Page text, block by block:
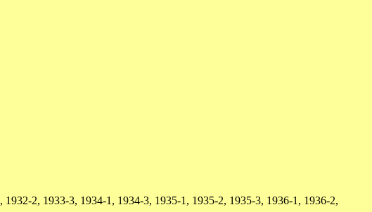
2, 1933-3, 1934-1, 1934-3, 1935-1, 1935-2, 1935-3, 1936-1, 1936-2,